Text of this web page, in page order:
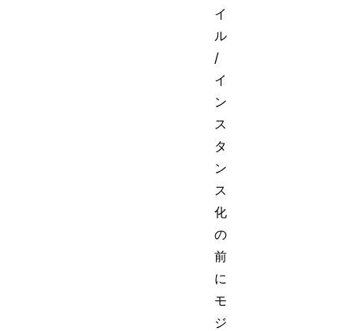
イ
ル
/
イ
ン
ス
タ
ン
ス
化
の
前
に
モ
ジ